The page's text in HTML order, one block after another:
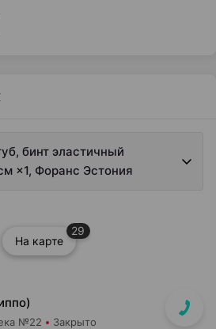
бинт эластичный
×1, Форанс Эстония
На карте
29
№22 Закрыто